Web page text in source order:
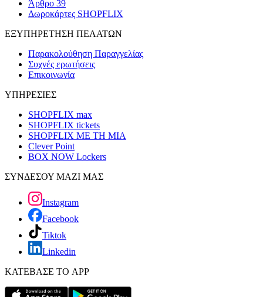
Άρθρο 39
Δωροκάρτες SHOPFLIX
ΕΞΥΠΗΡΕΤΗΣΗ ΠΕΛΑΤΩΝ
Παρακολούθηση Παραγγελίας
Συχνές ερωτήσεις
Επικοινωνία
ΥΠΗΡΕΣΙΕΣ
SHOPFLIX max
SHOPFLIX tickets
SHOPFLIX ΜΕ ΤΗ ΜΙΑ
Clever Point
BOX NOW Lockers
ΣΥΝΔΕΣΟΥ ΜΑΖΙ ΜΑΣ
Instagram
Facebook
Tiktok
Linkedin
ΚΑΤΕΒΑΣΕ ΤΟ APP